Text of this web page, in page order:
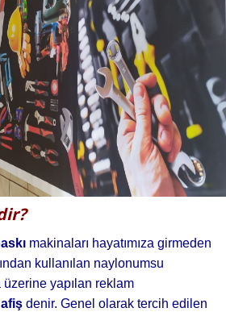
makinaları hayatımıza girmeden
kullanılan naylonumsu
yapılan reklam
denir. Genel olarak tercih edilen